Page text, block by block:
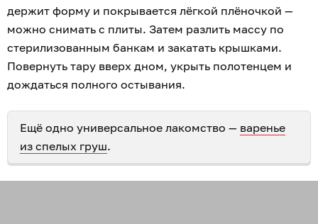
держит форму и покрывается лёгкой плёночкой —
можно снимать с плиты. Затем разлить массу по
стерилизованным банкам и закатать крышками.
Повернуть тару вверх дном, укрыть полотенцем и
дождаться полного остывания.
Ещё одно универсальное лакомство — варенье
из спелых груш.